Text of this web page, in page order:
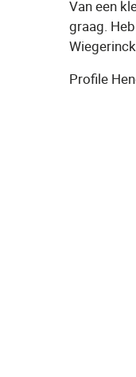
Van een
graag.
Profile